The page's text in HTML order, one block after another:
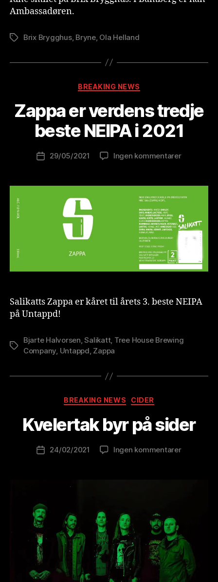
Ambassadøren.
StikkordBrix Brygghus, Bryne, Ola Helland
Kategorier
BREAKING NEWS
Zappa er verdens tredje
beste NEIPA i 2021
Innleggsforfatter
v
r
e
w
l
o
Publiseringsdato
29/05/2021 Ingen kommentarertil
verdens
tredje
NEIPA
i
2021
Salikatts Zappa er kåret til årets 3. beste NEIPA
på Untappd!
Stikkord
Bjarte Halvorsen,Salikatt, Tree House Brewing
Company, Untappd, Zappa
Kategorier
BREAKING NEWS CIDER
Kvelertak byr på sider
Innleggsforfatter
A
B
l
t
Publiseringsdato
24/02/2021 Ingen kommentarertil